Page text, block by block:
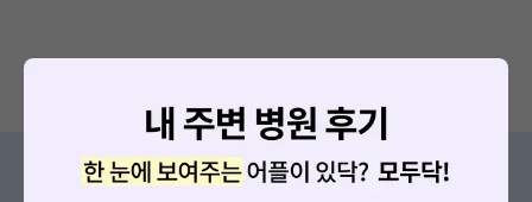
증상/치료, 궁금한 점이 있나요?